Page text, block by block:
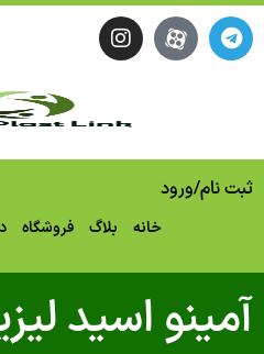
/ورود
بلاگ فروشگاه درباره
اسید لیزین